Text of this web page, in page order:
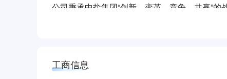
公司秉承中盐集团“创新、变革、竞争、共赢”的
积极承担社会责任，推进企业高质量发展，为
工商信息